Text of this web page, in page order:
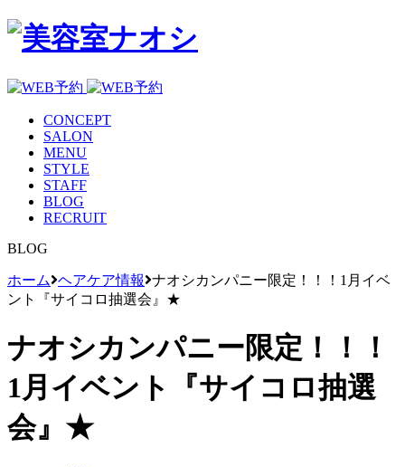
CONCEPT
SALON
MENU
STYLE
STAFF
BLOG
RECRUIT
BLOG
ホーム ヘアケア情報 ナオシカンパニー限定！！！1月イベ
ント『サイコロ抽選会』★
ナオシカンパニー限定！！！
1月イベント『サイコロ抽選
会』★